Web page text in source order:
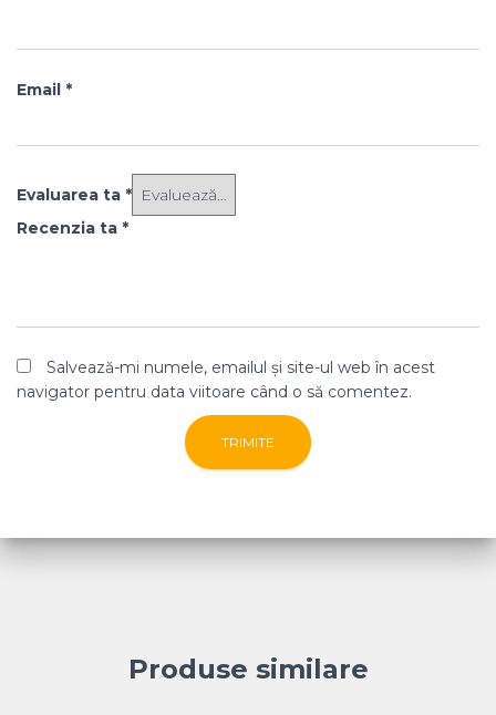
Email *
Evaluarea ta *
Recenzia ta *
Salvează-mi numele, emailul și site-ul web în acest
navigator pentru data viitoare când o să comentez.
Produse similare